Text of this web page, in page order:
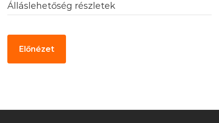
Álláslehetőség részletek